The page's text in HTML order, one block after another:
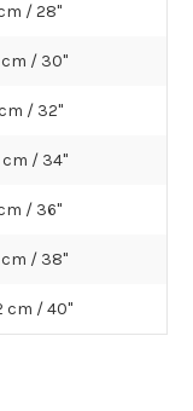
/ 28"
cm / 30"
/ 32"
cm / 34"
/ 36"
cm / 38"
cm / 40"